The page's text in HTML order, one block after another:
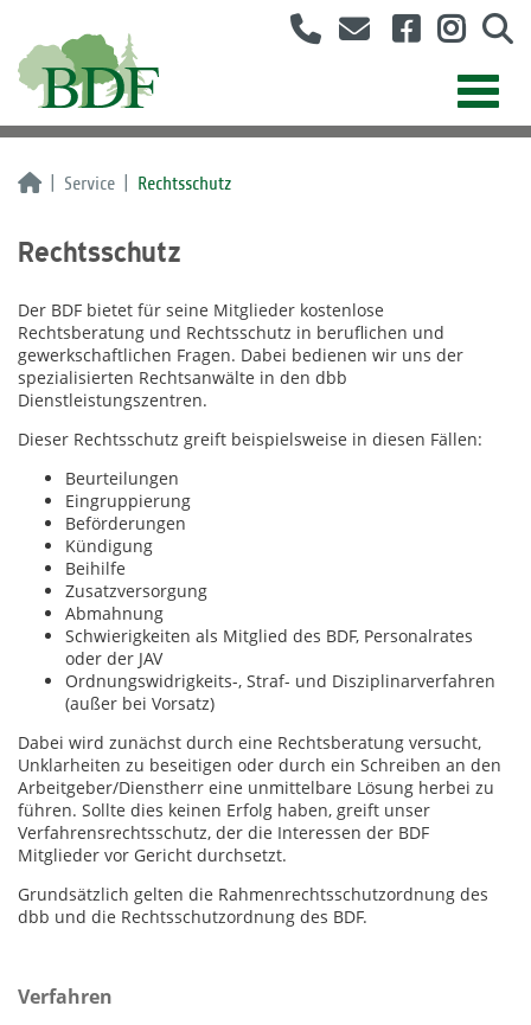
Service Rechtsschutz
Rechtsschutz
Der BDF bietet für seine Mitglieder kostenlose
Rechtsberatung und Rechtsschutz in beruflichen und
gewerkschaftlichen Fragen. Dabei bedienen wir uns der
spezialisierten Rechtsanwälte in den dbb
Dienstleistungszentren.
Dieser Rechtsschutz greift beispielsweise in diesen Fällen:
Beurteilungen
Eingruppierung
Beförderungen
Kündigung
Beihilfe
Zusatzversorgung
Abmahnung
Schwierigkeiten als Mitglied des BDF, Personalrates
oder der JAV
Ordnungswidrigkeits-, Straf- und Disziplinarverfahren
(außer bei Vorsatz)
Dabei wird zunächst durch eine Rechtsberatung versucht,
Unklarheiten zu beseitigen oder durch ein Schreiben an den
Arbeitgeber/Dienstherr eine unmittelbare Lösung herbei zu
führen. Sollte dies keinen Erfolg haben, greift unser
Verfahrensrechtsschutz, der die Interessen der BDF
Mitglieder vor Gericht durchsetzt.
Grundsätzlich gelten die Rahmenrechtsschutzordnung des
dbb und die Rechtsschutzordnung des BDF.
Verfahren